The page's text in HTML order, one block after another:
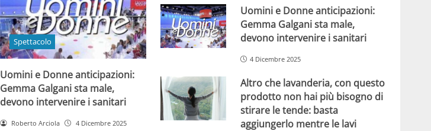
Spettacolo
Uomini e Donne anticipazioni:
Gemma Galgani sta male,
devono intervenire i sanitari
Roberto Arciola 4 Dicembre 2025
Uomini e Donne anticipazioni:
Gemma Galgani sta male,
devono intervenire i sanitari
4 Dicembre 2025
Altro che lavanderia, con questo
prodotto non hai più bisogno di
stirare le tende: basta
aggiungerlo mentre le lavi